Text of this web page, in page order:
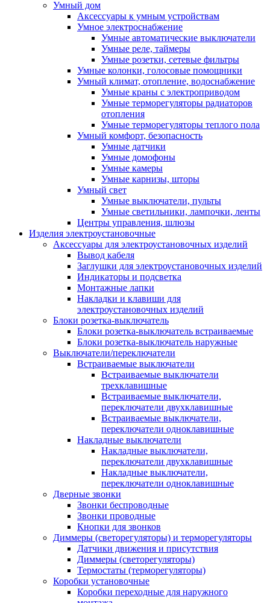
Умный дом
Аксессуары к умным устройствам
Умное электроснабжение
Умные автоматические выключатели
Умные реле, таймеры
Умные розетки, сетевые фильтры
Умные колонки, голосовые помощники
Умный климат, отопление, водоснабжение
Умные краны с электроприводом
Умные терморегуляторы радиаторов
отопления
Умные терморегуляторы теплого пола
Умный комфорт, безопасность
Умные датчики
Умные домофоны
Умные камеры
Умные карнизы, шторы
Умный свет
Умные выключатели, пульты
Умные светильники, лампочки, ленты
Центры управления, шлюзы
Изделия электроустановочные
Аксессуары для электроустановочных изделий
Вывод кабеля
Заглушки для электроустановочных изделий
Индикаторы и подсветка
Монтажные лапки
Накладки и клавиши для
электроустановочных изделий
Блоки розетка-выключатель
Блоки розетка-выключатель встраиваемые
Блоки розетка-выключатель наружные
Выключатели/переключатели
Встраиваемые выключатели
Встраиваемые выключатели
трехклавишные
Встраиваемые выключатели,
переключатели двухклавишные
Встраиваемые выключатели,
переключатели одноклавишные
Накладные выключатели
Накладные выключатели,
переключатели двухклавишные
Накладные выключатели,
переключатели одноклавишные
Дверные звонки
Звонки беспроводные
Звонки проводные
Кнопки для звонков
Диммеры (светорегуляторы) и терморегуляторы
Датчики движения и присутствия
Диммеры (светорегуляторы)
Термостаты (терморегуляторы)
Коробки установочные
Коробки переходные для наружного